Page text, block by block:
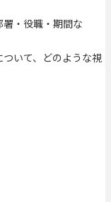
署・役職・期間な
いて、どのような視